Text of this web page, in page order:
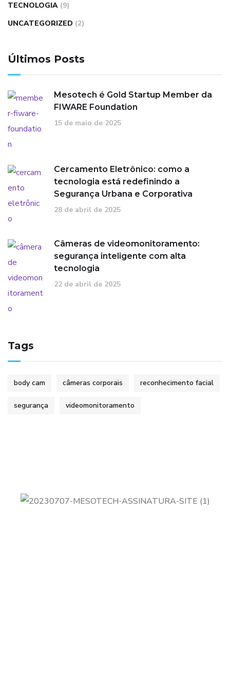
TECNOLOGIA (9)
UNCATEGORIZED (2)
Últimos Posts
Mesotech é Gold Startup Member da
FIWARE Foundation
15 de maio de 2025
Cercamento Eletrônico: como a
tecnologia está redefinindo a
Segurança Urbana e Corporativa
28 de abril de 2025
Câmeras de videomonitoramento:
segurança inteligente com alta
tecnologia
22 de abril de 2025
Tags
body cam câmeras corporais reconhecimento facial
segurança videomonitoramento